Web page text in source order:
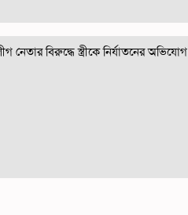
নেতার বিরুদ্ধে স্ত্রীকে নির্যাতনের অভিযোগ